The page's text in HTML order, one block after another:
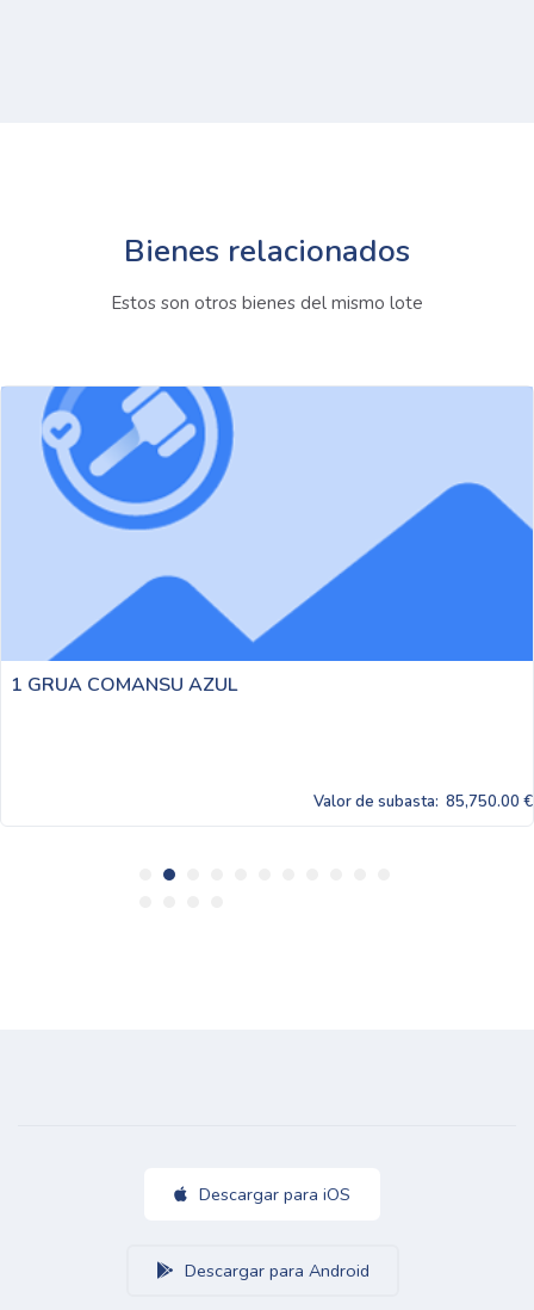
Bienes relacionados
Estos son otros bienes del mismo lote
Descargar para iOS
Descargar para Android